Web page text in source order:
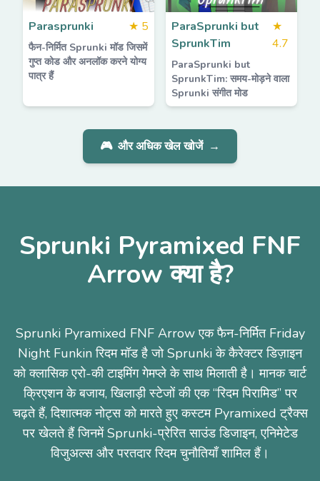
Parasprunki ★ 5
फैन-निर्मित Sprunki मॉड जिसमें
गुप्त कोड और अनलॉक करने योग्य
पात्र हैं
ParaSprunki but
SprunkTim
★
4.7
ParaSprunki but
SprunkTim: समय-मोड़ने वाला
Sprunki संगीत मोड
🎮 और अधिक खेल खोजें →
Sprunki Pyramixed FNF
Arrow क्या है?
Sprunki Pyramixed FNF Arrow एक फैन-निर्मित Friday
Night Funkin रिदम मॉड है जो Sprunki के कैरेक्टर डिज़ाइन
को क्लासिक एरो-की टाइमिंग गेमप्ले के साथ मिलाती है। मानक चार्ट
क्रिएशन के बजाय, खिलाड़ी स्टेजों की एक “रिदम पिरामिड” पर
चढ़ते हैं, दिशात्मक नोट्स को मारते हुए कस्टम Pyramixed ट्रैक्स
पर खेलते हैं जिनमें Sprunki-प्रेरित साउंड डिजाइन, एनिमेटेड
विजुअल्स और परतदार रिदम चुनौतियाँ शामिल हैं।